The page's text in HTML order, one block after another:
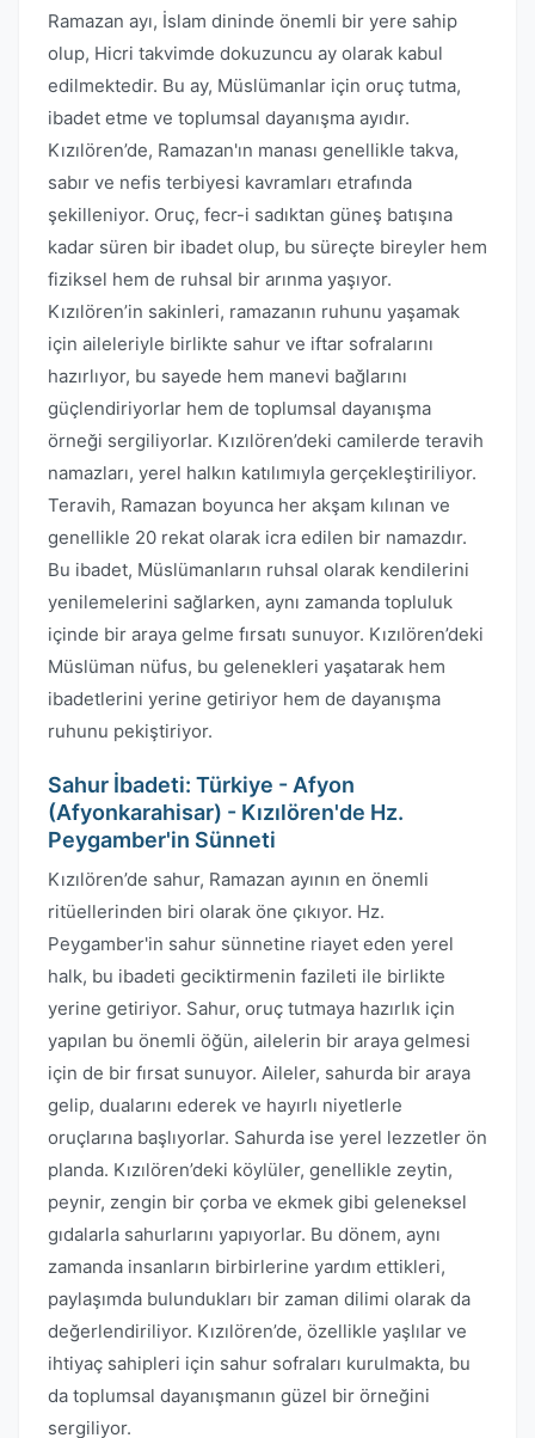
Ramazan ayı, İslam dininde önemli bir yere sahip
olup, Hicri takvimde dokuzuncu ay olarak kabul
edilmektedir. Bu ay, Müslümanlar için oruç tutma,
ibadet etme ve toplumsal dayanışma ayıdır.
Kızılören’de, Ramazan'ın manası genellikle takva,
sabır ve nefis terbiyesi kavramları etrafında
şekilleniyor. Oruç, fecr-i sadıktan güneş batışına
kadar süren bir ibadet olup, bu süreçte bireyler hem
fiziksel hem de ruhsal bir arınma yaşıyor.
Kızılören’in sakinleri, ramazanın ruhunu yaşamak
için aileleriyle birlikte sahur ve iftar sofralarını
hazırlıyor, bu sayede hem manevi bağlarını
güçlendiriyorlar hem de toplumsal dayanışma
örneği sergiliyorlar. Kızılören’deki camilerde teravih
namazları, yerel halkın katılımıyla gerçekleştiriliyor.
Teravih, Ramazan boyunca her akşam kılınan ve
genellikle 20 rekat olarak icra edilen bir namazdır.
Bu ibadet, Müslümanların ruhsal olarak kendilerini
yenilemelerini sağlarken, aynı zamanda topluluk
içinde bir araya gelme fırsatı sunuyor. Kızılören’deki
Müslüman nüfus, bu gelenekleri yaşatarak hem
ibadetlerini yerine getiriyor hem de dayanışma
ruhunu pekiştiriyor.
Sahur İbadeti: Türkiye - Afyon
(Afyonkarahisar) - Kızılören'de Hz.
Peygamber'in Sünneti
Kızılören’de sahur, Ramazan ayının en önemli
ritüellerinden biri olarak öne çıkıyor. Hz.
Peygamber'in sahur sünnetine riayet eden yerel
halk, bu ibadeti geciktirmenin fazileti ile birlikte
yerine getiriyor. Sahur, oruç tutmaya hazırlık için
yapılan bu önemli öğün, ailelerin bir araya gelmesi
için de bir fırsat sunuyor. Aileler, sahurda bir araya
gelip, dualarını ederek ve hayırlı niyetlerle
oruçlarına başlıyorlar. Sahurda ise yerel lezzetler ön
planda. Kızılören’deki köylüler, genellikle zeytin,
peynir, zengin bir çorba ve ekmek gibi geleneksel
gıdalarla sahurlarını yapıyorlar. Bu dönem, aynı
zamanda insanların birbirlerine yardım ettikleri,
paylaşımda bulundukları bir zaman dilimi olarak da
değerlendiriliyor. Kızılören’de, özellikle yaşlılar ve
ihtiyaç sahipleri için sahur sofraları kurulmakta, bu
da toplumsal dayanışmanın güzel bir örneğini
sergiliyor.